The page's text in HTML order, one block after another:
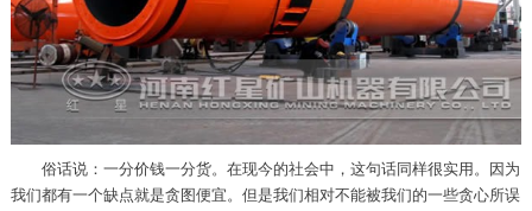
俗话说：一分价钱一分货。在现今的社会中，这句话同样很实用。因为
我们都有一个缺点就是贪图便宜。但是我们相对不能被我们的一些贪心所误